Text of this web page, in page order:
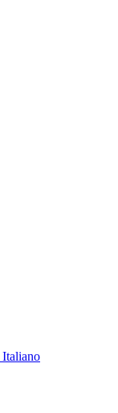
Italiano